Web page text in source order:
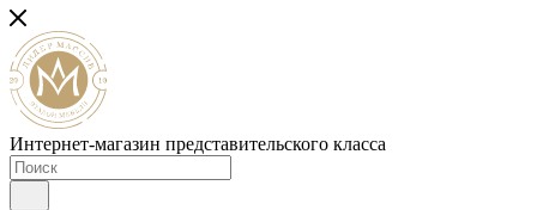
Интернет-магазин представительского класса